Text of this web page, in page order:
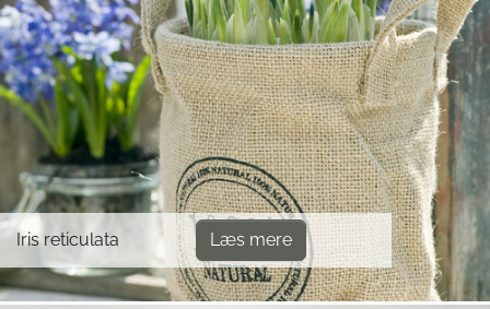
Iris reticulata Læs mere